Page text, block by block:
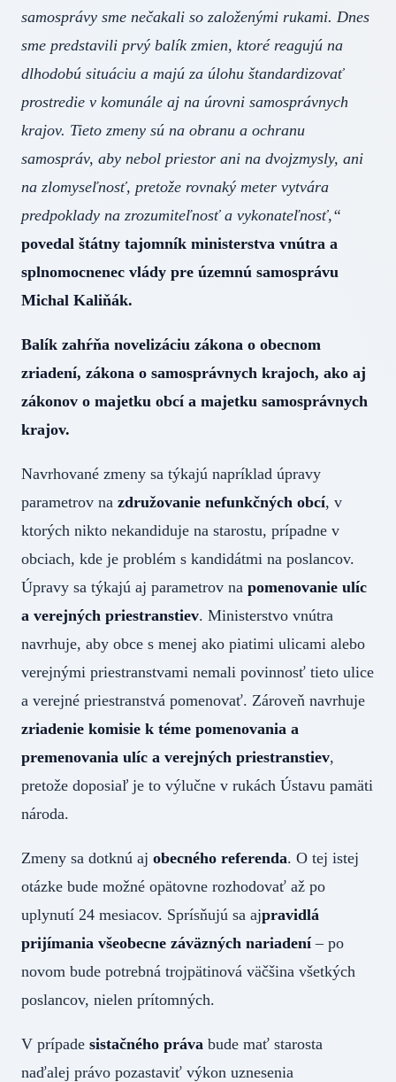
samosprávy sme nečakali so založenými rukami. Dnes
sme predstavili prvý balík zmien, ktoré reagujú na
dlhodobú situáciu a majú za úlohu štandardizovať
prostredie v komunále aj na úrovni samosprávnych
krajov. Tieto zmeny sú na obranu a ochranu
samospráv, aby nebol priestor ani na dvojzmysly, ani
na zlomyseľnosť, pretože rovnaký meter vytvára
predpoklady na zrozumiteľnosť a vykonateľnosť,“
povedal štátny tajomník ministerstva vnútra a
splnomocnenec vlády pre územnú samosprávu
Michal Kaliňák.
Balík zahŕňa novelizáciu zákona o obecnom
zriadení, zákona o samosprávnych krajoch, ako aj
zákonov o majetku obcí a majetku samosprávnych
krajov.
Navrhované zmeny sa týkajú napríklad úpravy
parametrov na združovanie nefunkčných obcí, v
ktorých nikto nekandiduje na starostu, prípadne v
obciach, kde je problém s kandidátmi na poslancov.
Úpravy sa týkajú aj parametrov na pomenovanie ulíc
a verejných priestranstiev. Ministerstvo vnútra
navrhuje, aby obce s menej ako piatimi ulicami alebo
verejnými priestranstvami nemali povinnosť tieto ulice
a verejné priestranstvá pomenovať. Zároveň navrhuje
zriadenie komisie k téme pomenovania a
premenovania ulíc a verejných priestranstiev,
pretože doposiaľ je to výlučne v rukách Ústavu pamäti
národa.
Zmeny sa dotknú aj obecného referenda. O tej istej
otázke bude možné opätovne rozhodovať až po
uplynutí 24 mesiacov. Sprísňujú sa ajpravidlá
prijímania všeobecne záväzných nariadení – po
novom bude potrebná trojpätinová väčšina všetkých
poslancov, nielen prítomných.
V prípade sistačného práva bude mať starosta
naďalej právo pozastaviť výkon uznesenia